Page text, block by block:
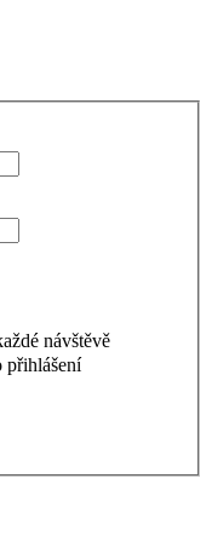
návštěvě
přihlášení